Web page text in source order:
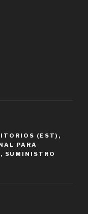
(EST) ,
PARA
, SUMINISTRO